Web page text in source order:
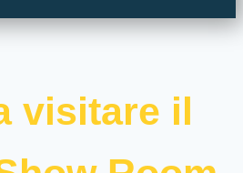
visitare il